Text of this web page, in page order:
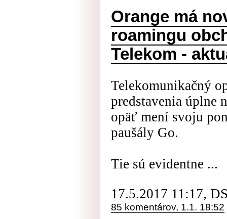
Orange má
roamingu
Telekom -
Telekomunikačný
predstavenia úplne
opäť mení svoju
paušály Go.
Tie sú evidentne ...
17.5.2017 11:17,
85 komentárov, 1.1. 18:52